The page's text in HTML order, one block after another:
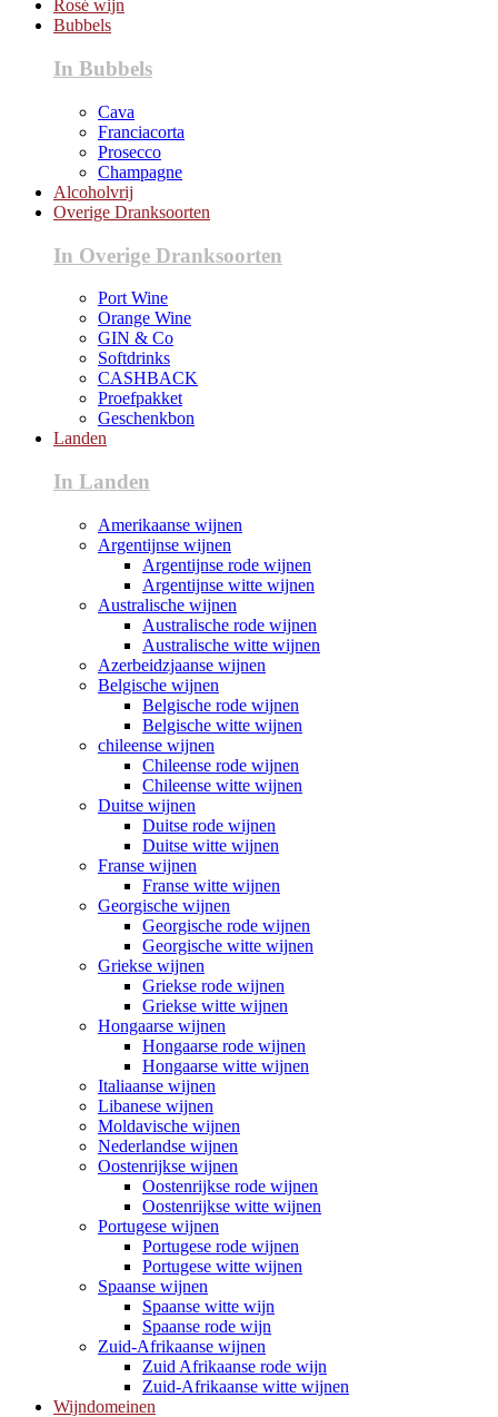
Rosé wijn
Bubbels
In Bubbels
Cava
Franciacorta
Prosecco
Champagne
Alcoholvrij
Overige Dranksoorten
In Overige Dranksoorten
Port Wine
Orange Wine
GIN & Co
Softdrinks
CASHBACK
Proefpakket
Geschenkbon
Landen
In Landen
Amerikaanse wijnen
Argentijnse wijnen
Argentijnse rode wijnen
Argentijnse witte wijnen
Australische wijnen
Australische rode wijnen
Australische witte wijnen
Azerbeidzjaanse wijnen
Belgische wijnen
Belgische rode wijnen
Belgische witte wijnen
chileense wijnen
Chileense rode wijnen
Chileense witte wijnen
Duitse wijnen
Duitse rode wijnen
Duitse witte wijnen
Franse wijnen
Franse witte wijnen
Georgische wijnen
Georgische rode wijnen
Georgische witte wijnen
Griekse wijnen
Griekse rode wijnen
Griekse witte wijnen
Hongaarse wijnen
Hongaarse rode wijnen
Hongaarse witte wijnen
Italiaanse wijnen
Libanese wijnen
Moldavische wijnen
Nederlandse wijnen
Oostenrijkse wijnen
Oostenrijkse rode wijnen
Oostenrijkse witte wijnen
Portugese wijnen
Portugese rode wijnen
Portugese witte wijnen
Spaanse wijnen
Spaanse witte wijn
Spaanse rode wijn
Zuid-Afrikaanse wijnen
Zuid Afrikaanse rode wijn
Zuid-Afrikaanse witte wijnen
Wijndomeinen